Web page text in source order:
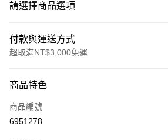
請選擇商品選項
付款與運送方式
超取滿NT$3,000免運
信用卡一次付款
超商取貨付款
商品特色
商品編號
6951278